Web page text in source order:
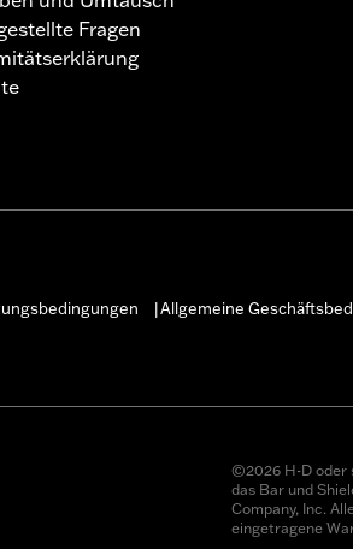
Fragen
Allgemeine
©2026 H-D oder
das Bar und
Company, Inc.
eingetragene